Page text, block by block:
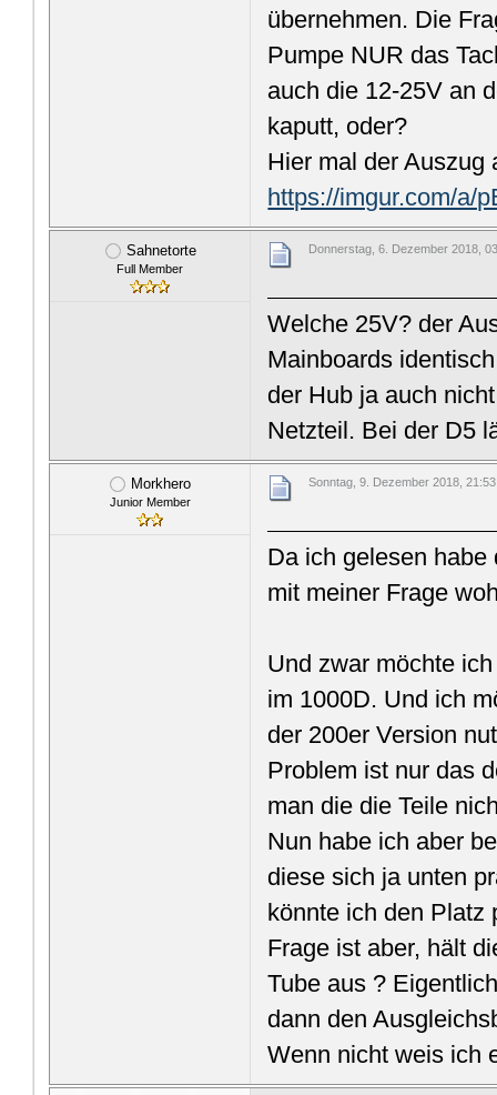
übernehmen. Die
Pumpe NUR das
auch die 12-25V an
kaputt, oder?
Hier mal der Auszug
https://imgur.com/a/
Sahnetorte
Full Member
Donnerstag, 6. Dezember 2018,
Welche 25V? der
Mainboards
der Hub ja auch
Netzteil. Bei der D5
Morkhero
Junior Member
Sonntag, 9. Dezember 2018, 21:53
Da ich gelesen
mit meiner Frage
Und zwar möchte
im 1000D. Und ich
der 200er Version
Problem ist nur das
man die die Teile
Nun habe ich aber
diese sich ja unten
könnte ich den Platz
Frage ist aber, hält
Tube aus ?
dann den
Wenn nicht weis ich